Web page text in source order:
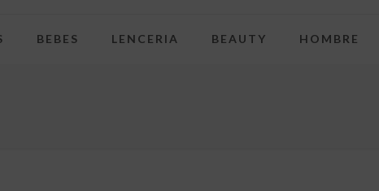
BEBES LENCERIA BEAUTY HOMBRE